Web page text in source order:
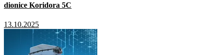
dionice Koridora 5C
13.10.2025